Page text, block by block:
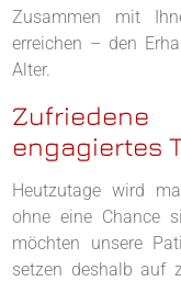
Zusammen mit
erreichen – den
Alter.
engagiertes
Heutzutage wird
ohne eine Chance
möchten unsere
setzen deshalb auf